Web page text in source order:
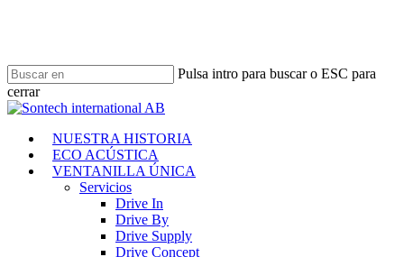
principal
Pulsa intro para buscar o ESC para
cerrar
Cerrar
Menú
NUESTRA HISTORIA
ECO ACÚSTICA
VENTANILLA ÚNICA
Servicios
Drive In
Drive By
Drive Supply
Drive Concept